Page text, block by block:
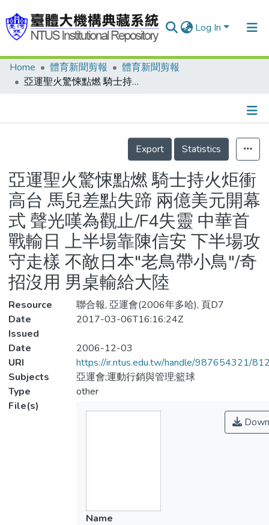
Log In
Communities & Collections
Statistics
Home 體育新聞剪報
體育新聞剪報
亞運聖火驚悚點燃 騎士持火炬衝高台 馬兒差點失蹄 兩億美元開幕式 聲光嘆為觀止/F4失靈 中華首戰輸日 上半場靠陳信安 下半場攻守走樣 不敵日本"老鳥帶小鳥"/奇招沒用 男桌輸給大陸
Details
Export
Statistics
亞運聖火驚悚點燃 騎士持火炬衝
高台 馬兒差點失蹄 兩億美元開幕
式 聲光嘆為觀止/F4失靈 中華首
戰輸日 上半場靠陳信安 下半場攻
守走樣 不敵日本"老鳥帶小鳥"/奇
招沒用 男桌輸給大陸
Resource
聯合報, 亞運會(2006年多哈), 頁D7
Date
Issued
2017-03-06T16:16:24Z
Date
2006-12-03
URI
https://ir.ntus.edu.tw/handle/987654321/
Subjects
亞運會;運動行銷與管理;籃球
Type
other
File(s)
Name